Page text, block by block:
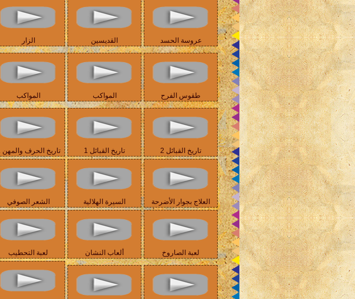
عروسة الحسد القديسين الزار
طقوس الفرح المواكب المواكب
تاريخ القبائل 2 تاريخ القبائل 1 تاريخ الحرف والمهن 1
العلاج بجوار الأضرحة السيرة الهلالية الشعر الصوفي
لعبة الصاروخ ألعاب النشان لعبة التحطيب